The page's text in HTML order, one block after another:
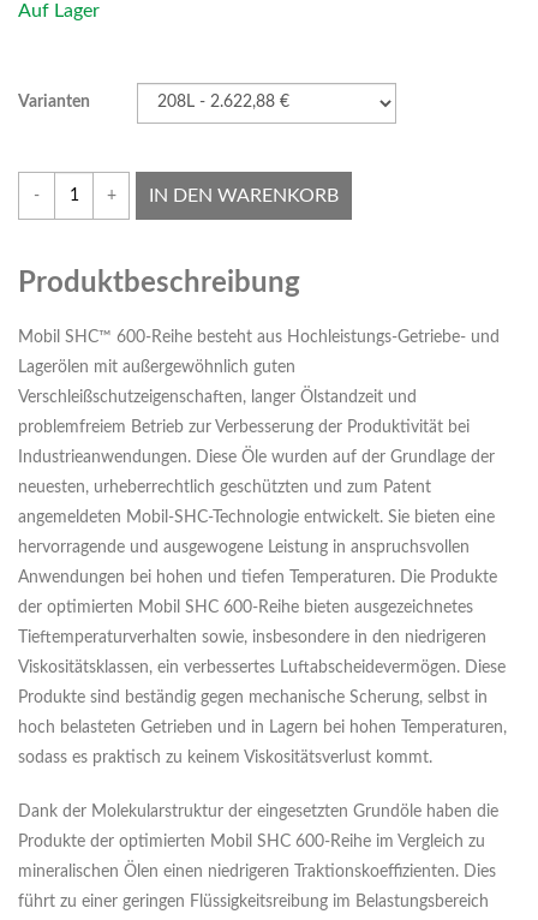
Auf Lager
Varianten
- + IN DEN WARENKORB
Produktbeschreibung
Mobil SHC™ 600-Reihe besteht aus Hochleistungs-Getriebe- und
Lagerölen mit außergewöhnlich guten
Verschleißschutzeigenschaften, langer Ölstandzeit und
problemfreiem Betrieb zur Verbesserung der Produktivität bei
Industrieanwendungen. Diese Öle wurden auf der Grundlage der
neuesten, urheberrechtlich geschützten und zum Patent
angemeldeten Mobil-SHC-Technologie entwickelt. Sie bieten eine
hervorragende und ausgewogene Leistung in anspruchsvollen
Anwendungen bei hohen und tiefen Temperaturen. Die Produkte
der optimierten Mobil SHC 600-Reihe bieten ausgezeichnetes
Tieftemperaturverhalten sowie, insbesondere in den niedrigeren
Viskositätsklassen, ein verbessertes Luftabscheidevermögen. Diese
Produkte sind beständig gegen mechanische Scherung, selbst in
hoch belasteten Getrieben und in Lagern bei hohen Temperaturen,
sodass es praktisch zu keinem Viskositätsverlust kommt.
Dank der Molekularstruktur der eingesetzten Grundöle haben die
Produkte der optimierten Mobil SHC 600-Reihe im Vergleich zu
mineralischen Ölen einen niedrigeren Traktionskoeffizienten. Dies
führt zu einer geringen Flüssigkeitsreibung im Belastungsbereich